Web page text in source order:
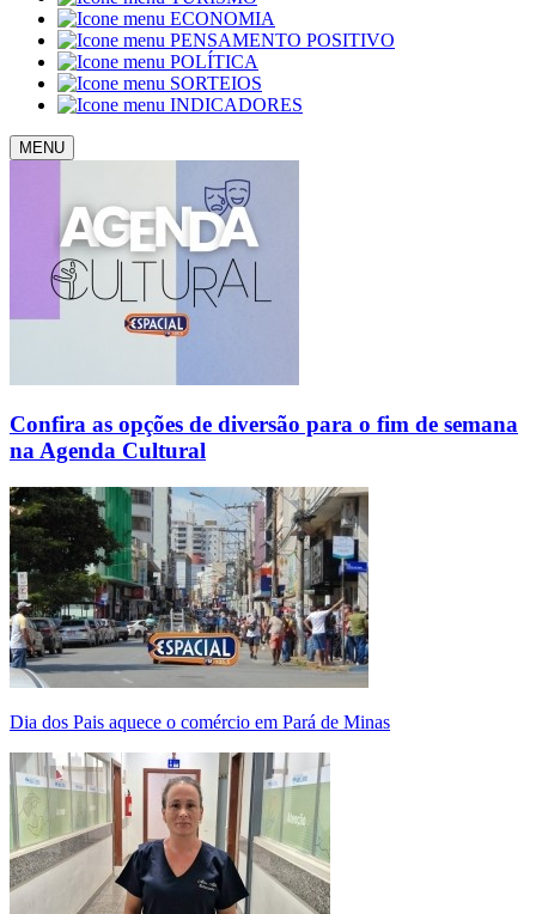
ECONOMIA
PENSAMENTO POSITIVO
POLÍTICA
SORTEIOS
INDICADORES
MENU
Confira as opções de diversão para o fim de semana
na Agenda Cultural
Dia dos Pais aquece o comércio em Pará de Minas